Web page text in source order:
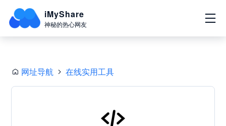
iMyShare
神秘的热心网友
网址导航 在线实用工具